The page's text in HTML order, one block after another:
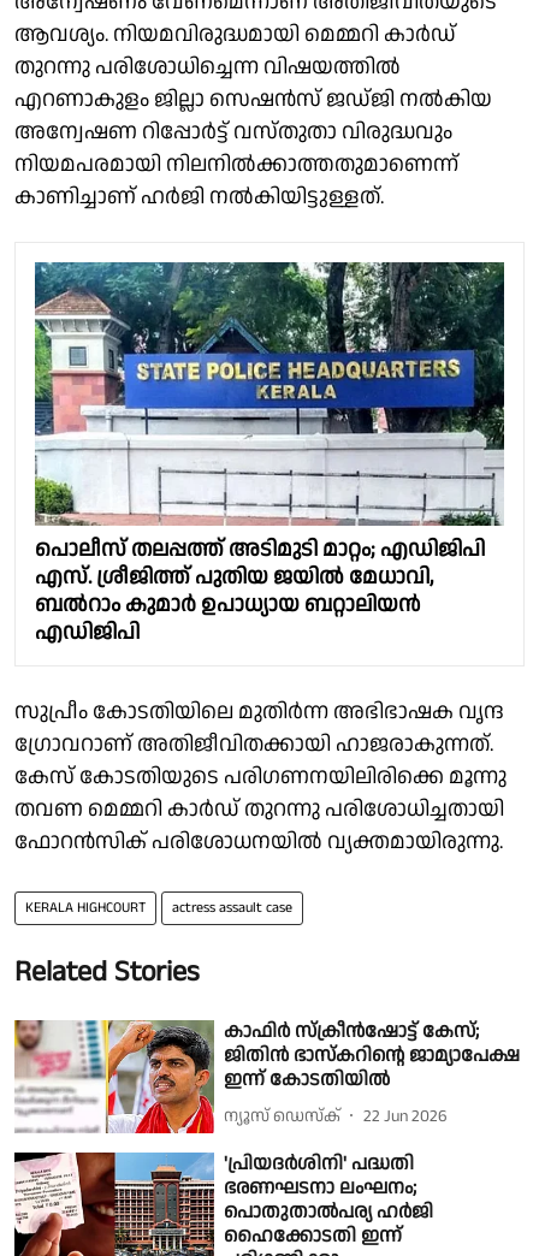
ആവശ്യം. നിയമവിരുദ്ധമായി മെമ്മറി കാർഡ്
തുറന്നു പരിശോധിച്ചെന്ന വിഷയത്തിൽ
എറണാകുളം ജില്ലാ സെഷൻസ് ജഡ്ജി നൽകിയ
അന്വേഷണ റിപ്പോർട്ട് വസ്തുതാ വിരുദ്ധവും
നിയമപരമായി നിലനിൽക്കാത്തതുമാണെന്ന്
കാണിച്ചാണ് ഹർജി നൽകിയിട്ടുള്ളത്.
പൊലീസ് തലപ്പത്ത് അടിമുടി മാറ്റം; എഡിജിപി
എസ്. ശ്രീജിത്ത് പുതിയ ജയിൽ മേധാവി,
ബൽറാം കുമാർ ഉപാധ്യായ ബറ്റാലിയൻ
എഡിജിപി
സുപ്രീം കോടതിയിലെ മുതിർന്ന അഭിഭാഷക വൃന്ദ
ഗ്രോവറാണ് അതിജീവിതക്കായി ഹാജരാകുന്നത്.
കേസ് കോടതിയുടെ പരിഗണനയിലിരിക്കെ മൂന്നു
തവണ മെമ്മറി കാർഡ് തുറന്നു പരിശോധിച്ചതായി
ഫോറൻസിക് പരിശോധനയിൽ വ്യക്തമായിരുന്നു.
KERALA HIGHCOURT actress assault case
Related Stories
കാഫിർ സ്ക്രീൻഷോട്ട് കേസ്;
ജിതിൻ ഭാസ്കറിൻ്റെ ജാമ്യാപേക്ഷ
ഇന്ന് കോടതിയിൽ
ന്യൂസ് ഡെസ്ക് 22 Jun 2026
'പ്രിയദർശിനി' പദ്ധതി
ഭരണഘടനാ ലംഘനം;
പൊതുതാൽപര്യ ഹർജി
ഹൈക്കോടതി ഇന്ന്